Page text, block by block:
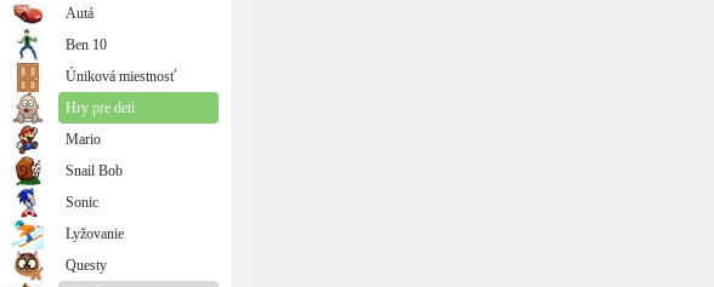
Autá
Ben 10
Úniková miestnosť
Hry pre deti
Mario
Snail Bob
Sonic
Lyžovanie
Questy